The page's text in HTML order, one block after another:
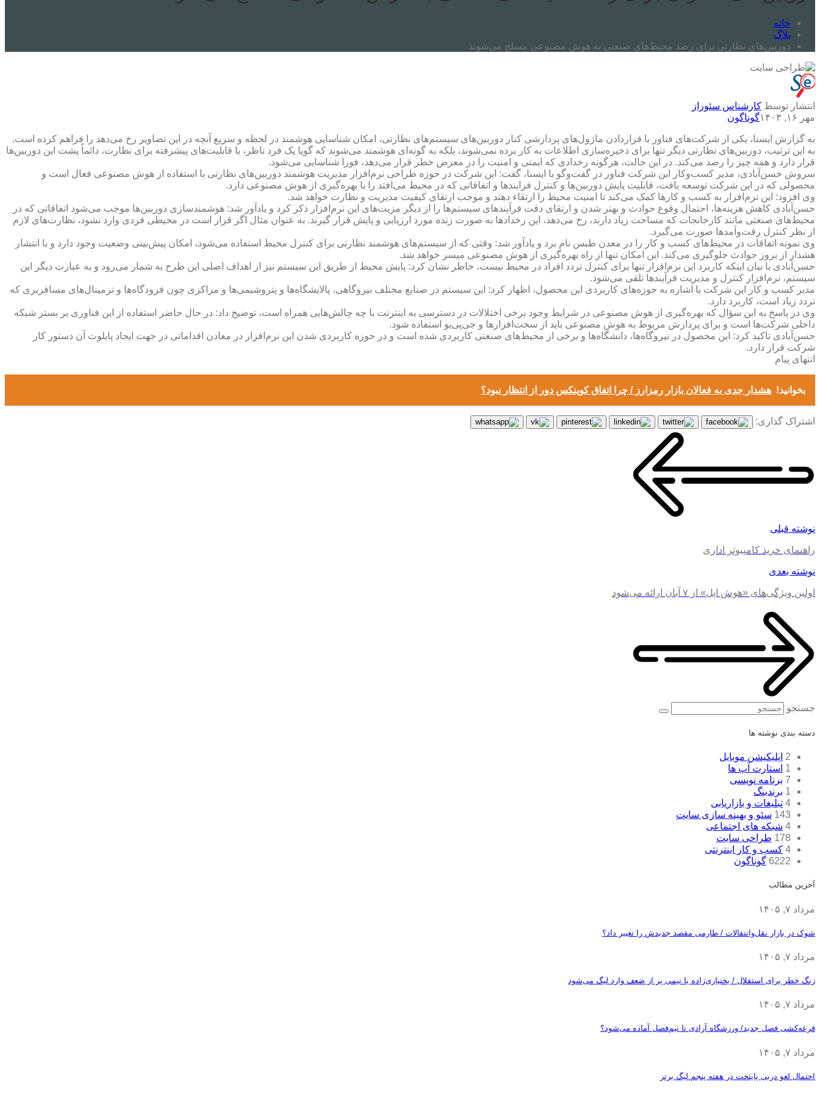
خانه
بلاگ
دوربین‌های نظارتی برای رصد محیط‌های صنعتی به هوش مصنوعی مسلح می‌شوند
انتشار توسط کارشناس سئوراز
مهر ۱۶, ۱۴۰۳
گوناگون
به گزارش ایسنا، یکی از شرکت‌های فناور با قراردادن ماژول‌های پردازشی کنار دوربین‌های سیستم‌های نظارتی، امکان شناسایی هوشمند در لحظه و سریع آنچه در این تصاویر رخ می‌دهد را فراهم کرده است.
به این ترتیب، دوربین‌های نظارتی دیگر تنها برای ذخیره‌سازی اطلاعات به کار برده نمی‌شوند، بلکه به گونه‌ای هوشمند می‌شوند که گویا یک فرد ناظر، با قابلیت‌های پیشرفته برای نظارت، دائماً پشت این دوربین‌ها
قرار دارد و همه چیز را رصد می‌کند. در این حالت، هرگونه رخدادی که ایمنی و امنیت را در معرض خطر قرار می‌دهد، فورا شناسایی می‌شود.
سروش حسن‌آبادی، مدیر کسب‌وکار این شرکت فناور در گفت‌وگو با ایسنا، گفت: این شرکت در حوزه طراحی نرم‌افزار مدیریت هوشمند دوربین‌های نظارتی با استفاده از هوش مصنوعی فعال است و
محصولی که در این شرکت توسعه یافت، قابلیت پایش دوربین‌ها و کنترل فرایندها و اتفاقاتی که در محیط می‌افتد را با بهره‌گیری از هوش مصنوعی دارد.
وی افزود: این نرم‌افزار به کسب و کارها کمک می‌کند تا امنیت محیط را ارتقاء دهند و موجب ارتقای کیفیت مدیریت و نظارت خواهد شد.
حسن‌آبادی کاهش هزینه‌ها، احتمال وقوع حوادث و بهتر شدن و ارتقای دقت فرآیندهای سیستم‌ها را از دیگر مزیت‌های این نرم‌افزار ذکر کرد و یادآور شد: هوشمندسازی دوربین‌ها موجب می‌شود اتفاقاتی که در
محیط‌های صنعتی مانند کارخانجات که مساحت زیاد دارند، رخ می‌دهد، این رخدادها به صورت زنده مورد ارزیابی و پایش قرار گیرند. به عنوان مثال اگر قرار است در محیطی فردی وارد نشود، نظارت‌های لازم
از نظر کنترل رفت‌وآمدها صورت می‌گیرد.
وی نمونه اتفاقات در محیط‌های کسب و کار را در معدن طبس نام برد و یادآور شد: وقتی که از سیستم‌های هوشمند نظارتی برای کنترل محیط استفاده می‌شود، امکان پیش‌بینی وضعیت وجود دارد و با انتشار
هشدار از بروز حوادث جلوگیری می‌کند. این امکان تنها از راه بهره‌گیری از هوش مصنوعی میسر خواهد شد.
حسن‌آبادی با بیان اینکه کاربرد این نرم‌افزار تنها برای کنترل تردد افراد در محیط نیست، خاطر نشان کرد: پایش محیط از طریق این سیستم نیز از اهداف اصلی این طرح به شمار می‌رود و به عبارت دیگر این
سیستم، نرم‌افزار کنترل و مدیریت فرآیندها تلقی می‌شود.
مدیر کسب و کار این شرکت با اشاره به حوزه‌های کاربردی این محصول، اظهار کرد: این سیستم در صنایع مختلف نیروگاهی، پالایشگاه‌ها و پتروشیمی‌ها و مراکزی چون فرودگاه‌ها و ترمینال‌های مسافربری که
تردد زیاد است، کاربرد دارد.
وی در پاسخ به این سؤال که بهره‌گیری از هوش مصنوعی در شرایط وجود برخی اختلالات در دسترسی به اینترنت با چه چالش‌هایی همراه است، توضیح داد: در حال حاضر استفاده از این فناوری بر بستر شبکه
داخلی شرکت‌ها است و برای پردازش مربوط به هوش مصنوعی باید از سخت‌افزارها و جی‌پی‌یو استفاده شود.
حسن‌آبادی تاکید کرد: این محصول در نیروگاه‌ها، دانشگاه‌ها و برخی از محیط‌های صنعتی کاربردی شده است و در حوزه کاربردی شدن این نرم‌افزار در معادن اقداماتی در جهت ایجاد پایلوت آن دستور کار
شرکت قرار دارد.
انتهای پیام
بخوانید! هشدار جدی به فعالان بازار رمزارز / چرا اتفاق کوینکس دور از انتظار نبود؟
اشتراک گذاری:
نوشته قبلی
راهنمای خرید کامپیوتر اداری
نوشته بعدی
اولین ویژگی‌های «هوش اپل» از ۷ آبان ارائه می‌شود
جستجو
دسته بندی نوشته ها
2 اپلیکیشن موبایل
1 استارت آپ ها
7 برنامه نویسی
1 برندینگ
4 تبلیغات و بازاریابی
143 سئو و بهینه سازی سایت
4 شبکه های اجتماعی
178 طراحی سایت
4 کسب و کار اینترنتی
6222 گوناگون
آخرین مطالب
مرداد ۷, ۱۴۰۵
شوک در بازار نقل‌وانتقالات / طارمی مقصد جدیدش را تغییر داد؟
مرداد ۷, ۱۴۰۵
زنگ خطر برای استقلال / بختیاری‌زاده با تیمی پر از ضعف وارد لیگ می‌شود
مرداد ۷, ۱۴۰۵
قرعه‎‌کشی فصل جدید/ ورزشگاه آزادی تا نیم‌فصل آماده می‌شود؟
مرداد ۷, ۱۴۰۵
احتمال لغو دربی پایتخت در هفته پنجم لیگ برتر